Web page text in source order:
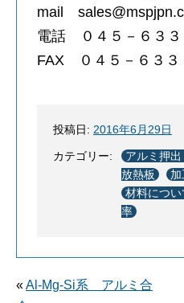
mail
電話 ０４５－６３
FAX ０４５－６３３
投稿日: 2016年6月29日
カテゴリー: アルミ押
放熱板
材料につい
率
«Al-Mg-Si系 アルミ合